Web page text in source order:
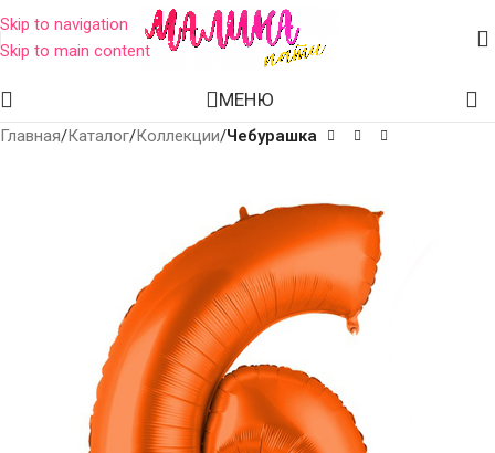
Skip to navigation
Skip to main content
МЕНЮ
Главная Каталог Коллекции Чебурашка